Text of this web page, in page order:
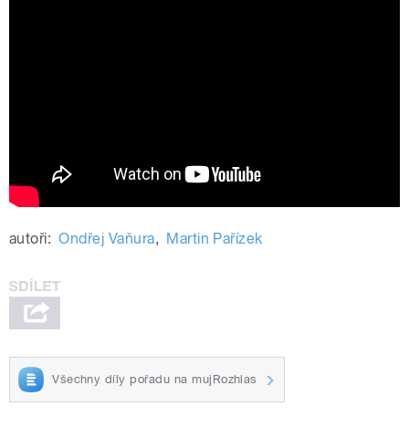
autoři: Ondřej Vaňura, Martin Pařízek
Všechny díly pořadu na mujRozhlas